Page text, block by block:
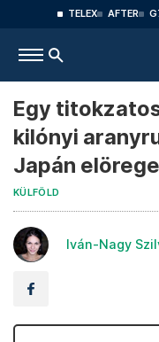
TELEX AFTER
Egy
kilónyi
Japán
KÜLFÖLD
Iván-Nagy